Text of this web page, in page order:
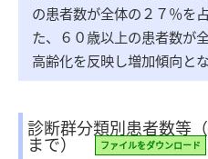
の患者数が全体の２７％を
た、６０歳以上の患者数が
高齢化を反映し増加傾向とな
診断群分類別患者数等
まで） ファイルをダウンロード